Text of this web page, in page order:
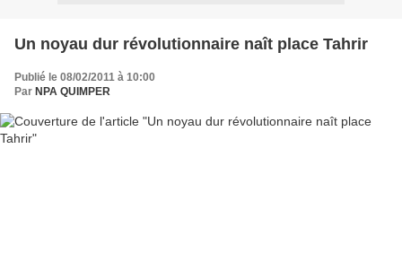
Un noyau dur révolutionnaire naît place Tahrir
Publié le 08/02/2011 à 10:00
Par NPA QUIMPER